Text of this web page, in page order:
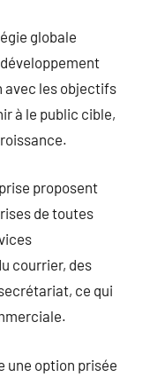
globale
avec les objectifs
à le public cible,
proposent
de toutes
courrier, des
ce qui
une option prisée